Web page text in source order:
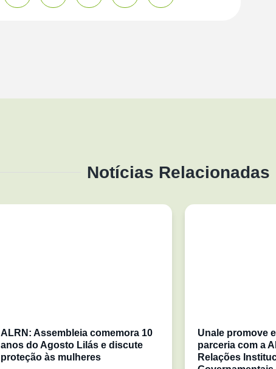
Notícias Relacionadas
ALRN: Assembleia comemora 10
anos do Agosto Lilás e discute
proteção às mulheres
Unale promove
parceria com a
Relações